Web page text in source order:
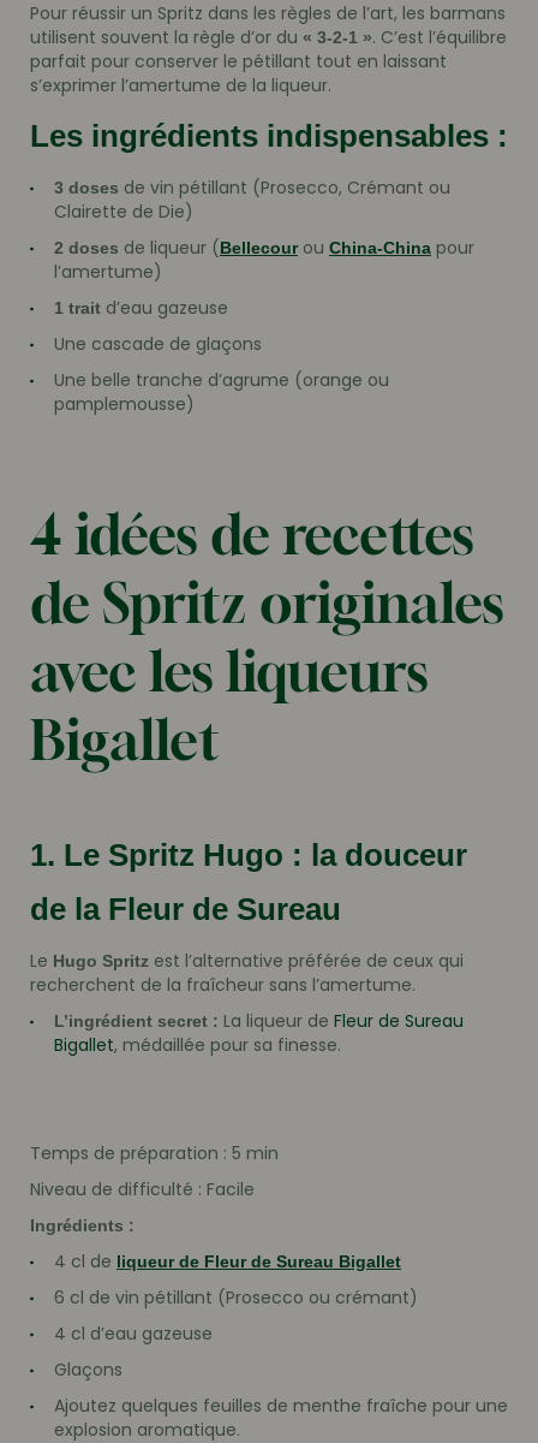
Pour réussir un Spritz dans les règles de l’art, les barmans
utilisent souvent la règle d’or du « 3-2-1 ». C’est l’équilibre
parfait pour conserver le pétillant tout en laissant
s’exprimer l’amertume de la liqueur.
Les ingrédients indispensables :
3 doses de vin pétillant (Prosecco, Crémant ou
Clairette de Die)
2 doses de liqueur (Bellecourou China-China pour
l’amertume)
1 trait d’eau gazeuse
Une cascade de glaçons
Une belle tranche d’agrume (orange ou
pamplemousse)
4 idées de recettes
de Spritz originales
avec les liqueurs
Bigallet
1. Le Spritz Hugo : la douceur
de la Fleur de Sureau
Le Hugo Spritz est l’alternative préférée de ceux qui
recherchent de la fraîcheur sans l’amertume.
L’ingrédient secret : La liqueur de Fleur de Sureau
Bigallet, médaillée pour sa finesse.
Temps de préparation : 5 min
Niveau de difficulté : Facile
Ingrédients :
4 cl de liqueur de Fleur de Sureau Bigallet
6 cl de vin pétillant (Prosecco ou crémant)
4 cl d’eau gazeuse
Glaçons
Ajoutez quelques feuilles de menthe fraîche pour une
explosion aromatique.